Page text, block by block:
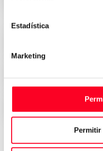
Estadística
Marketing
Permitir